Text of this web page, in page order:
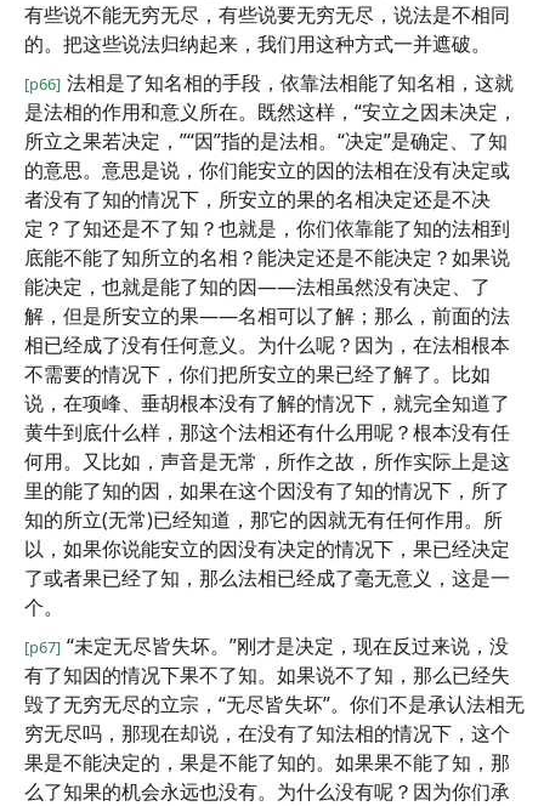
有些说不能无穷无尽，有些说要无穷无尽，说法是不相同
的。把这些说法归纳起来，我们用这种方式一并遮破。
[p66] 法相是了知名相的手段，依靠法相能了知名相，这就
是法相的作用和意义所在。既然这样，“安立之因未决定，
所立之果若决定，”“因”指的是法相。“决定”是确定、了知
的意思。意思是说，你们能安立的因的法相在没有决定或
者没有了知的情况下，所安立的果的名相决定还是不决
定？了知还是不了知？也就是，你们依靠能了知的法相到
底能不能了知所立的名相？能决定还是不能决定？如果说
能决定，也就是能了知的因——法相虽然没有决定、了
解，但是所安立的果——名相可以了解；那么，前面的法
相已经成了没有任何意义。为什么呢？因为，在法相根本
不需要的情况下，你们把所安立的果已经了解了。比如
说，在项峰、垂胡根本没有了解的情况下，就完全知道了
黄牛到底什么样，那这个法相还有什么用呢？根本没有任
何用。又比如，声音是无常，所作之故，所作实际上是这
里的能了知的因，如果在这个因没有了知的情况下，所了
知的所立(无常)已经知道，那它的因就无有任何作用。所
以，如果你说能安立的因没有决定的情况下，果已经决定
了或者果已经了知，那么法相已经成了毫无意义，这是一
个。
[p67] “未定无尽皆失坏。”刚才是决定，现在反过来说，没
有了知因的情况下果不了知。如果说不了知，那么已经失
毁了无穷无尽的立宗，“无尽皆失坏”。你们不是承认法相无
穷无尽吗，那现在却说，在没有了知法相的情况下，这个
果是不能决定的，果是不能了知的。如果果不能了知，那
么了知果的机会永远也没有。为什么没有呢？因为你们承